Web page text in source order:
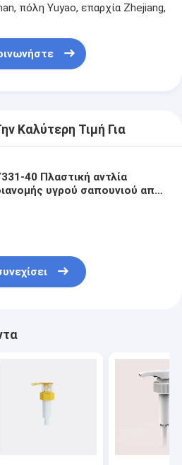
πόλη Yuyao, επαρχία Zhejiang,
Καλύτερη Τιμή Για
40 Πλαστική αντλία
υγρού σαπουνιού από